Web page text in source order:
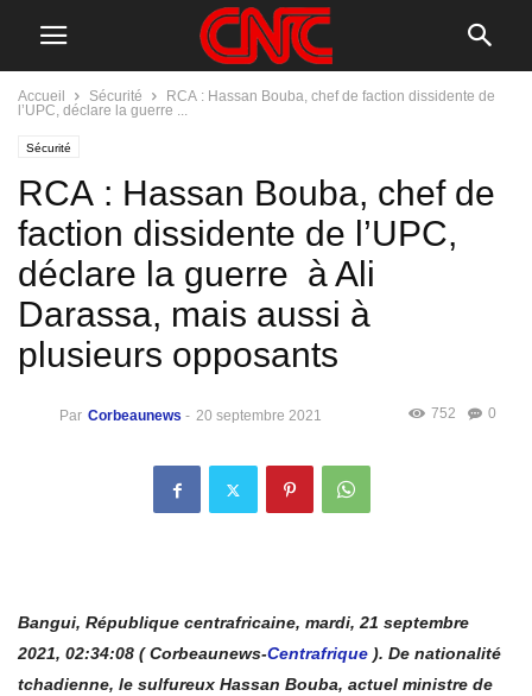
Accueil Sécurité
RCA : Hassan Bouba, chef de faction dissidente de
l’UPC, déclare la guerre ...
Sécurité
RCA : Hassan Bouba, chef de
faction dissidente de l’UPC,
déclare la guerre à Ali
Darassa, mais aussi à
plusieurs opposants
Par Corbeaunews - 20 septembre 2021 0
752
Bangui, République centrafricaine, mardi, 21 septembre
2021, 02:34:08 ( Corbeaunews-Centrafrique ). De nationalité
tchadienne, le sulfureux Hassan Bouba, actuel ministre de